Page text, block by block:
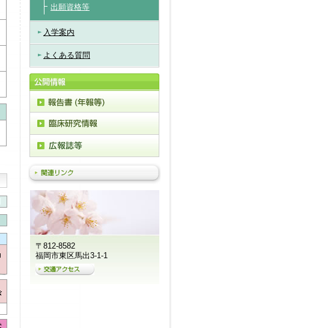
出願資格等
入学案内
よくある質問
〒812-8582
福岡市東区馬出3-1-1